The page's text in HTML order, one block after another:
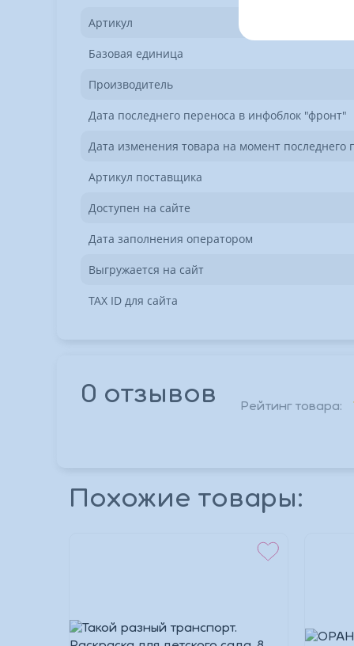
Артикул
Базовая единица
Производитель
Дата последнего переноса в инфоблок "фронт"
Дата изменения товара на момент последнего
Артикул поставщика
Доступен на сайте
Дата заполнения оператором
Выгружается на сайт
TAX ID для сайта
0 отзывов Рейтинг товара:
*
Похожие товары: